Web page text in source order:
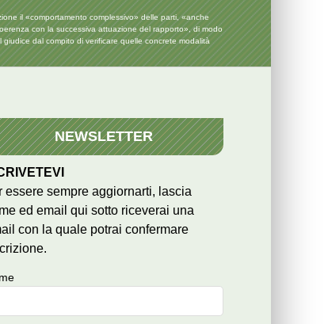
il «comportamento complessivo» delle parti, «anche
con la successiva attuazione del rapporto», di modo
dal compito di verificare quelle concrete modalità
NEWSLETTER
essere sempre aggiornarti, lascia
ed email qui sotto riceverai una
con la quale potrai confermare